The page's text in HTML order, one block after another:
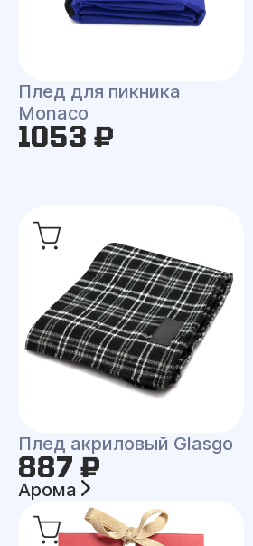
Плед для пикника
Monaco
1053 ₽
Плед акриловый Glasgo
887 ₽
Арома